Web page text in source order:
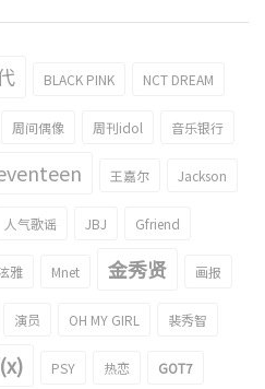
BLACK PINK NCT DREAM
周间偶像 周刊idol 音乐银行
王嘉尔 Jackson
人气歌谣 JBJ Gfriend
雅 Mnet 金秀贤 画报
演员 OH MY GIRL 裴秀智
PSY 热恋 GOT7